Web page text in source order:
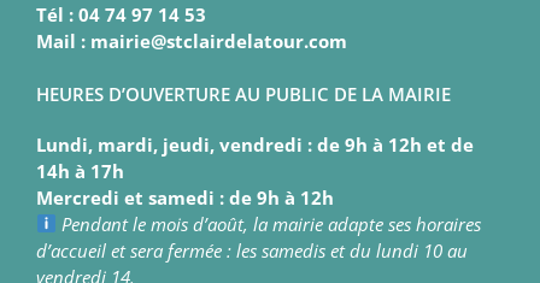
Tél : 04 74 97 14 53
Mail : mairie@stclairdelatour.com
HEURES D’OUVERTURE AU PUBLIC DE LA MAIRIE
Lundi, mardi, jeudi, vendredi : de 9h à 12h et de
14h à 17h
Mercredi et samedi : de 9h à 12h
Pendant le mois d’août, la mairie adapte ses horaires
d’accueil et sera fermée : les samedis et du lundi 10 au
vendredi 14.